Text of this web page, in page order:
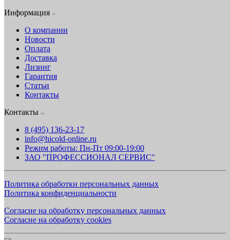
Информация
О компании
Новости
Оплата
Доставка
Лизинг
Гарантия
Статьи
Контакты
Контакты
8 (495) 136-23-17
info@hicold-online.ru
Режим работы: Пн-Пт 09:00-19:00
ЗАО "ПРОФЕССИОНАЛ СЕРВИС"
Политика обработки персональных данных
Политика конфиденциальности
Согласие на обработку персональных данных
Согласие на обработку cookies